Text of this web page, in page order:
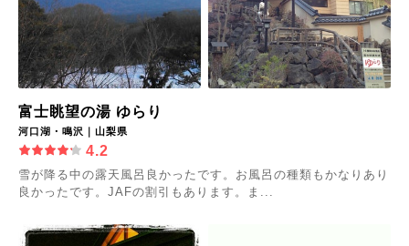
富士眺望の湯 ゆらり
河口湖・鳴沢｜山梨県
4.2
雪が降る中の露天風呂良かったです。お風呂の種類もかなりあり
良かったです。JAFの割引もあります。ま...